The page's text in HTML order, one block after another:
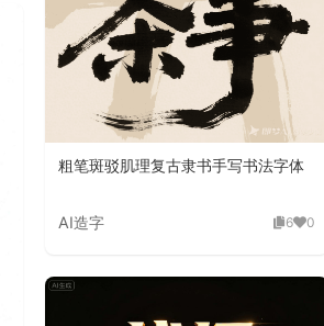
粗笔斑驳肌理复古隶书手写书法字体
AI造字 6 0